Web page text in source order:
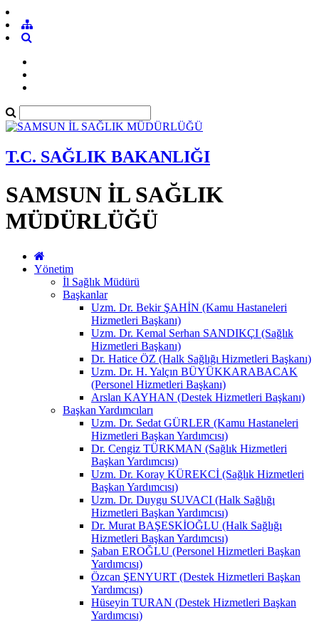
T.C. SAĞLIK BAKANLIĞI
SAMSUN İL SAĞLIK
MÜDÜRLÜĞÜ
Yönetim
İl Sağlık Müdürü
Başkanlar
Uzm. Dr. Bekir ŞAHİN (Kamu Hastaneleri
Hizmetleri Başkanı)
Uzm. Dr. Kemal Serhan SANDIKÇI (Sağlık
Hizmetleri Başkanı)
Dr. Hatice ÖZ (Halk Sağlığı Hizmetleri Başkanı)
Uzm. Dr. H. Yalçın BÜYÜKKARABACAK
(Personel Hizmetleri Başkanı)
Arslan KAYHAN (Destek Hizmetleri Başkanı)
Başkan Yardımcıları
Uzm. Dr. Sedat GÜRLER (Kamu Hastaneleri
Hizmetleri Başkan Yardımcısı)
Dr. Cengiz TÜRKMAN (Sağlık Hizmetleri
Başkan Yardımcısı)
Uzm. Dr. Koray KÜREKCİ (Sağlık Hizmetleri
Başkan Yardımcısı)
Uzm. Dr. Duygu SUVACI (Halk Sağlığı
Hizmetleri Başkan Yardımcısı)
Dr. Murat BAŞESKİOĞLU (Halk Sağlığı
Hizmetleri Başkan Yardımcısı)
Şaban EROĞLU (Personel Hizmetleri Başkan
Yardımcısı)
Özcan ŞENYURT (Destek Hizmetleri Başkan
Yardımcısı)
Hüseyin TURAN (Destek Hizmetleri Başkan
Yardımcısı)